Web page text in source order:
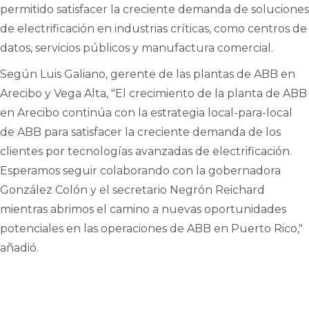
permitido satisfacer la creciente demanda de soluciones
de electrificación en industrias críticas, como centros de
datos, servicios públicos y manufactura comercial.
Según Luis Galiano, gerente de las plantas de ABB en
Arecibo y Vega Alta, "El crecimiento de la planta de ABB
en Arecibo continúa con la estrategia local-para-local
de ABB para satisfacer la creciente demanda de los
clientes por tecnologías avanzadas de electrificación.
Esperamos seguir colaborando con la gobernadora
González Colón y el secretario Negrón Reichard
mientras abrimos el camino a nuevas oportunidades
potenciales en las operaciones de ABB en Puerto Rico,"
añadió.